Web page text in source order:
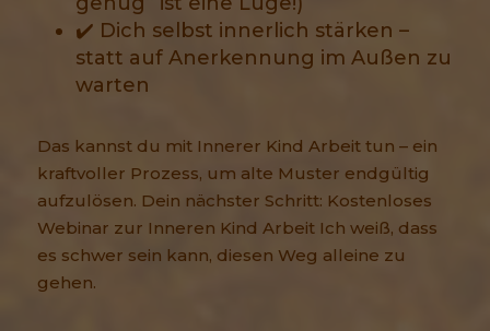
✔️ Dich selbst innerlich stärken –
statt auf Anerkennung im Außen zu
warten
Das kannst du mit Innerer Kind Arbeit tun – ein
kraftvoller Prozess, um alte Muster endgültig
aufzulösen. Dein nächster Schritt: Kostenloses
Webinar zur Inneren Kind Arbeit Ich weiß, dass
es schwer sein kann, diesen Weg alleine zu
gehen.